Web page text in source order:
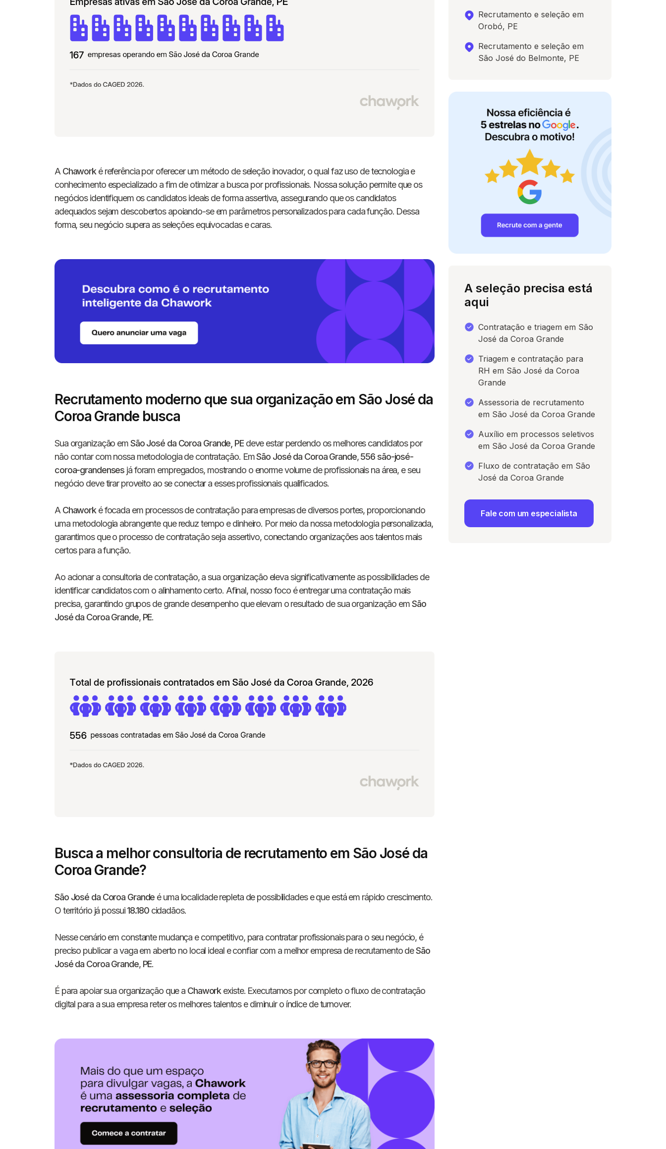
A Chawork é referência por oferecer um método de seleção inovador, o qual faz uso de tecnologia e
conhecimento especializado a fim de otimizar a busca por profissionais. Nossa solução permite que os
negócios identifiquem os candidatos ideais de forma assertiva, assegurando que os candidatos
adequados sejam descobertos apoiando-se em parâmetros personalizados para cada função. Dessa
forma, seu negócio supera as seleções equivocadas e caras.
Recrutamento moderno que sua organização em São José da
Coroa Grande busca
Sua organização emSão José da Coroa Grande, PEdeve estar perdendo os melhores candidatos por
não contar com nossa metodologia de contratação. EmSão José da Coroa Grande,556 são-josé-
coroa-grandenses já foram empregados, mostrando o enorme volume de profissionais na área, e seu
negócio deve tirar proveito ao se conectar a esses profissionais qualificados.
A Chawork é focada em processos de contratação para empresas de diversos portes, proporcionando
uma metodologia abrangente que reduz tempo e dinheiro. Por meio da nossa metodologia personalizada,
garantimos que o processo de contratação seja assertivo, conectando organizações aos talentos mais
certos para a função.
Ao acionar a consultoria de contratação, a sua organização eleva significativamente as possibilidades de
identificar candidatos com o alinhamento certo. Afinal, nosso foco é entregar uma contratação mais
precisa, garantindo grupos de grande desempenho que elevam o resultado de sua organização emSão
José da Coroa Grande, PE.
Busca a melhor consultoria de recrutamento em São José da
Coroa Grande?
São José da Coroa Grande é uma localidade repleta de possibilidades e que está em rápido crescimento.
O território já possui18.180cidadãos.
Nesse cenário em constante mudança e competitivo, para contratar profissionais para o seu negócio, é
preciso publicar a vaga em aberto no local ideal e confiar com a melhor empresa de recrutamento deSão
José da Coroa Grande, PE.
É para apoiar sua organização que a Chaworkexiste. Executamos por completo o fluxo de contratação
digital para a sua empresa reter os melhores talentos e diminuir o índice de turnover.
Recrutamento e seleção em
Orobó, PE
Recrutamento e seleção em
São José do Belmonte, PE
A seleção precisa está
aqui
Contratação e triagem em São
José da Coroa Grande
Triagem e contratação para
RH em São José da Coroa
Grande
Assessoria de recrutamento
em São José da Coroa Grande
Auxílio em processos seletivos
em São José da Coroa Grande
Fluxo de contratação em São
José da Coroa Grande
Fale com um especialista
Informe seus dados para conversar
Nome completo
E-mail
Nome da empresa